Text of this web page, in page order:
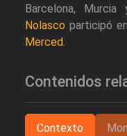
Barcelona,
Nolasco participó
Merced.
Contenidos
Contexto